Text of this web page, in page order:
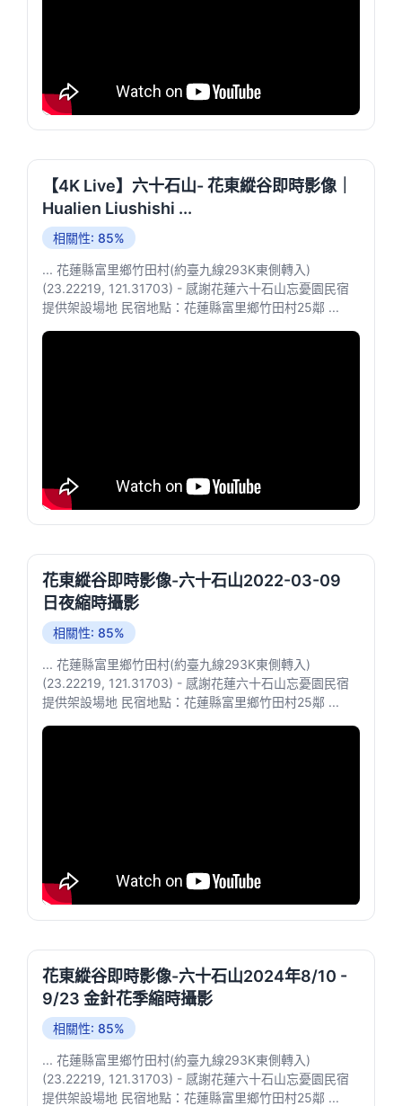
【4K Live】六十石山- 花東縱谷即時影像｜
Hualien Liushishi ...
相關性: 85%
... 花蓮縣富里鄉竹田村(約臺九線293K東側轉入)
(23.22219, 121.31703) - 感謝花蓮六十石山忘憂園民宿
提供架設場地 民宿地點：花蓮縣富里鄉竹田村25鄰 ...
花東縱谷即時影像-六十石山2022-03-09
日夜縮時攝影
相關性: 85%
... 花蓮縣富里鄉竹田村(約臺九線293K東側轉入)
(23.22219, 121.31703) - 感謝花蓮六十石山忘憂園民宿
提供架設場地 民宿地點：花蓮縣富里鄉竹田村25鄰 ...
花東縱谷即時影像-六十石山2024年8/10 -
9/23 金針花季縮時攝影
相關性: 85%
... 花蓮縣富里鄉竹田村(約臺九線293K東側轉入)
(23.22219, 121.31703) - 感謝花蓮六十石山忘憂園民宿
提供架設場地 民宿地點：花蓮縣富里鄉竹田村25鄰 ...